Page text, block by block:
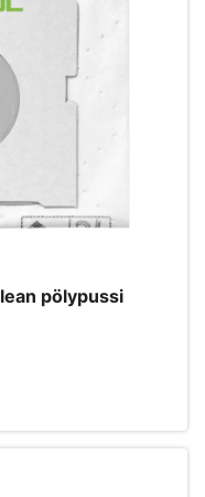
pölypussi